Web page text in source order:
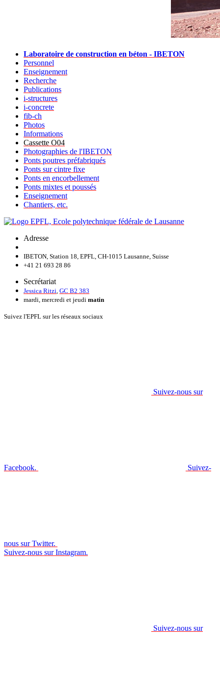
Laboratoire de construction en béton - IBETON
Personnel
Enseignement
Recherche
Publications
i-structures
i-concrete
fib-ch
Photos
Informations
Cassette O04
Photographies de l'IBETON
Ponts poutres préfabriqués
Ponts sur cintre fixe
Ponts en encorbellement
Ponts mixtes et poussés
Enseignement
Chantiers, etc.
Adresse
IBETON, Station 18, EPFL, CH-1015 Lausanne, Suisse
+41 21 693 28 86
Secrétariat
Jessica Ritzi GC B2 383
mardi, mercredi et jeudi matin
Suivez l'EPFL sur les réseaux sociaux
Suivez-nous sur
Facebook. Suivez-
nous sur Twitter.
Suivez-nous sur Instagram.
Suivez-nous sur